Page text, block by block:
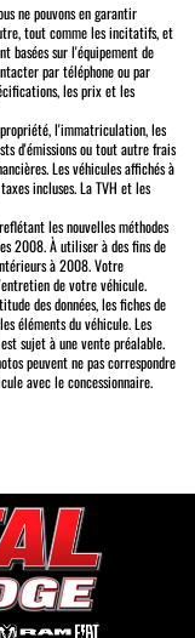
ne pouvons en garantir
tout comme les incitatifs, et
basées sur l'équipement de
par téléphone ou par
les prix et les
l'immatriculation, les
d'émissions ou tout autre frais
Les véhicules affichés à
incluses. La TVH et les
les nouvelles méthodes
2008. À utiliser à des fins de
à 2008. Votre
de votre véhicule.
des données, les fiches de
éléments du véhicule. Les
sujet à une vente préalable.
peuvent ne pas correspondre
avec le concessionnaire.